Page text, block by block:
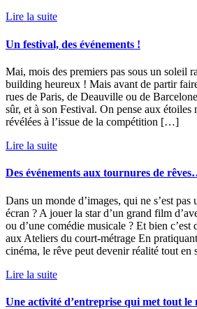
Lire la suite
Un festival, des événements !
Mai, mois des premiers pas sous un soleil
building heureux ! Mais avant de partir
rues de Paris, de Deauville ou de
sûr, et à son Festival. On pense aux étoiles
révélées à l’issue de la compétition […]
Lire la suite
Des événements aux tournures de
Dans un monde d’images, qui ne s’est
écran ? A jouer la star d’un grand film
ou d’une comédie musicale ? Et bien c’est
aux Ateliers du court-métrage En
cinéma, le rêve peut devenir réalité tout
Lire la suite
Une activité d’entreprise qui met tout le